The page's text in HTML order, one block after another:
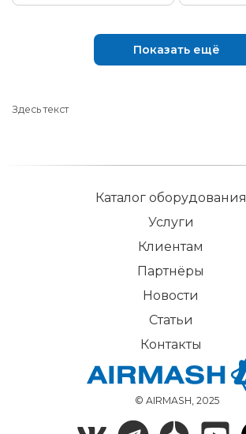
Показать ещё
Здесь текст
© AIRMASH, 2025
Каталог оборудования
Услуги
Клиентам
Партнёры
Новости
Статьи
Контакты